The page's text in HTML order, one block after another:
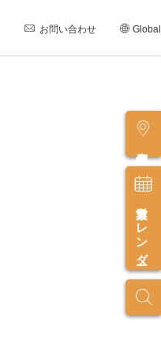
お問い合わせ Global
営業カレンダー